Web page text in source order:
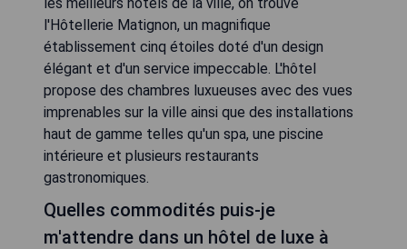
l'Hôtellerie Matignon, un magnifique
établissement cinq étoiles doté d'un design
élégant et d'un service impeccable. L'hôtel
propose des chambres luxueuses avec des vues
imprenables sur la ville ainsi que des installations
haut de gamme telles qu'un spa, une piscine
intérieure et plusieurs restaurants
gastronomiques.
Quelles commodités puis-je
m'attendre dans un hôtel de luxe à